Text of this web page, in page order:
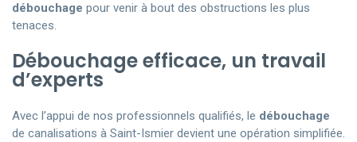
débouchage pour venir à bout des obstructions les plus
tenaces.
Débouchage efficace, un travail
d’experts
Avec l’appui de nos professionnels qualifiés, le débouchage
de canalisations à Saint-Ismier devient une opération simplifiée.